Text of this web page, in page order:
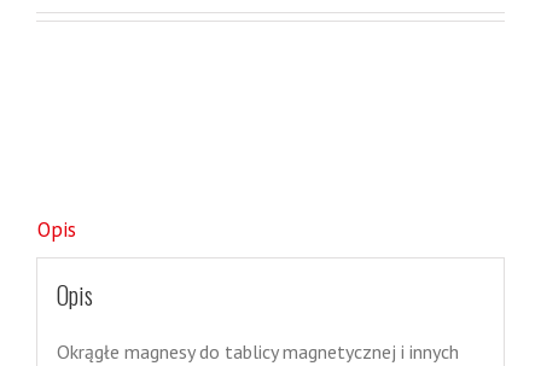
Opis
Opis
Okrągłe magnesy do tablicy magnetycznej i innych